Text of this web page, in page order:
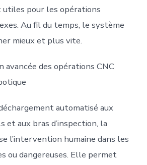
pour les opérations
Au fil du temps, le système
mieux et plus vite.
avancée des opérations CNC
automatisé aux
et aux bras d’inspection, la
l’intervention humaine dans les
ou dangereuses. Elle permet